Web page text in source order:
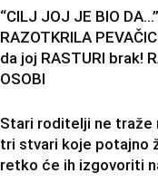
“CILJ JOJ JE BIO
RAZOTKRILA
da joj RASTURI brak!
OSOBI
Stari roditelji ne traže
tri stvari koje potajno
retko će ih izgovoriti